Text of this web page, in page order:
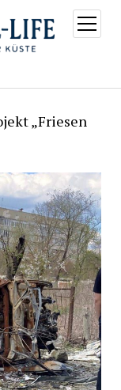
Menü
öffnen
„Friesen